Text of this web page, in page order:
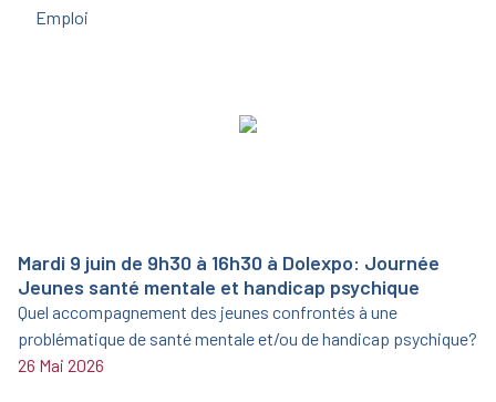
Emploi
Mardi 9 juin de 9h30 à 16h30 à Dolexpo: Journée
Jeunes santé mentale et handicap psychique
Quel accompagnement des jeunes confrontés à une
problématique de santé mentale et/ou de handicap psychique?
26 Mai 2026